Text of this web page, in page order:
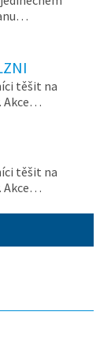
těšit na
Akce…
těšit na
Akce…